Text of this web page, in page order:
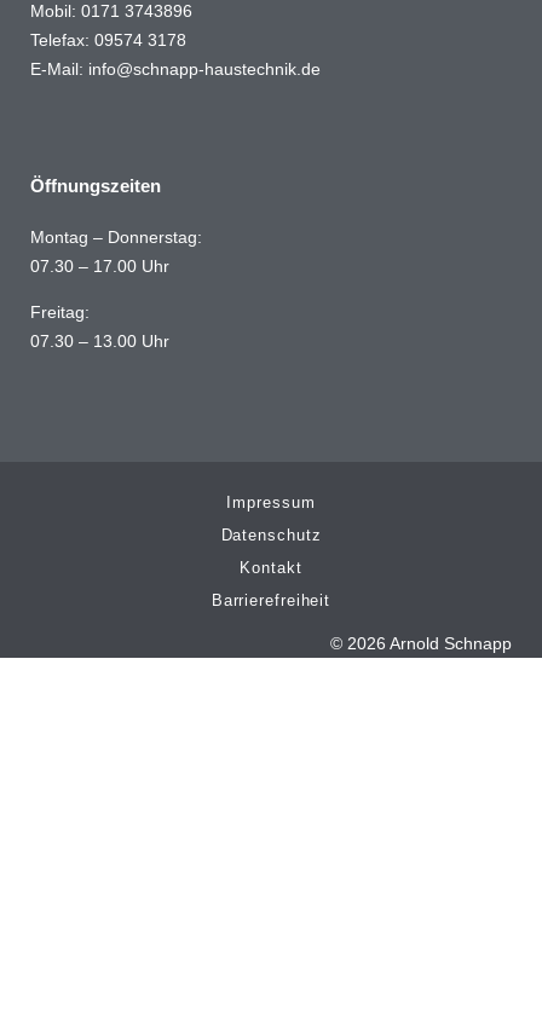
Mobil: 0171 3743896
Telefax: 09574 3178
E-Mail: info@schnapp-haustechnik.de
Öffnungszeiten
Montag – Donnerstag:
07.30 – 17.00 Uhr
Freitag:
07.30 – 13.00 Uhr
Impressum
Datenschutz
Kontakt
Barrierefreiheit
© 2026 Arnold Schnapp